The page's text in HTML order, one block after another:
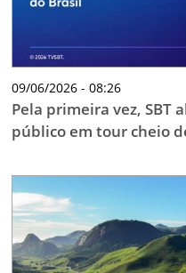
09/06/2026 - 08:26
Pela primeira vez, SBT
público em tour cheio